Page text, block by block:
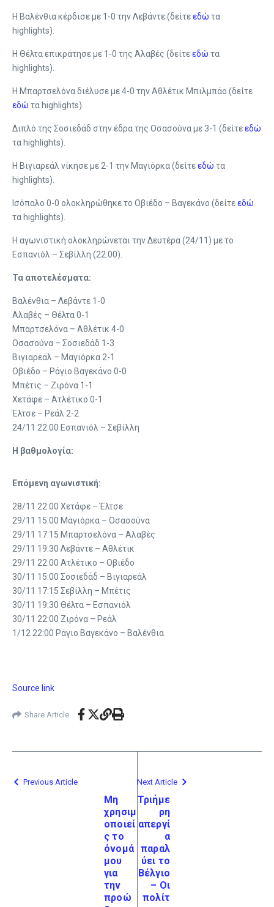
Η Βαλένθια κέρδισε με 1-0 την Λεβάντε (δείτεεδώ τα
highlights).
Η Θέλτα επικράτησε με 1-0 της Αλαβές (δείτεεδώ τα
highlights).
Η Μπαρτσελόνα διέλυσε με 4-0 την Αθλέτικ Μπιλμπάο (δείτε
εδώ τα highlights).
Διπλό της Σοσιεδάδ στην έδρα της Οσασούνα με 3-1 (δείτεεδώ
τα highlights).
Η Βιγιαρεάλ νίκησε με 2-1 την Μαγιόρκα (δείτεεδώ τα
highlights).
Ισόπαλο 0-0 ολοκληρώθηκε το Οβιέδο – Βαγεκάνο (δείτεεδώ
τα highlights).
Η αγωνιστική ολοκληρώνεται την Δευτέρα (24/11) με το
Εσπανιόλ – Σεβίλλη (22:00).
Τα αποτελέσματα:
Βαλένθια – Λεβάντε 1-0
Αλαβές – Θέλτα 0-1
Μπαρτσελόνα – Αθλέτικ 4-0
Οσασούνα – Σοσιεδάδ 1-3
Βιγιαρεάλ – Μαγιόρκα 2-1
Οβιέδο – Ράγιο Βαγεκάνο 0-0
Μπέτις – Ζιρόνα 1-1
Χετάφε – Ατλέτικο 0-1
Έλτσε – Ρεάλ 2-2
24/11 22:00 Εσπανιόλ – Σεβίλλη
Η βαθμολογία:
Επόμενη αγωνιστική:
28/11 22:00 Χετάφε – Έλτσε
29/11 15:00 Μαγιόρκα – Οσασούνα
29/11 17:15 Μπαρτσελόνα – Αλαβές
29/11 19:30 Λεβάντε – Αθλέτικ
29/11 22:00 Ατλέτικο – Οβιέδο
30/11 15:00 Σοσιεδάδ – Βιγιαρεάλ
30/11 17:15 Σεβίλλη – Μπέτις
30/11 19:30 Θέλτα – Εσπανιόλ
30/11 22:00 Ζιρόνα – Ρεάλ
1/12 22:00 Ράγιο Βαγεκάνο – Βαλένθια
Source link
Share Article
Previous Article
Μη
χρησιμ
οποιεί
ς το
όνομά
μου
για
την
προώ
Next Article
Τριήμε
ρη
απεργί
α
παραλ
ύει το
Βέλγιο
– Οι
πολίτ